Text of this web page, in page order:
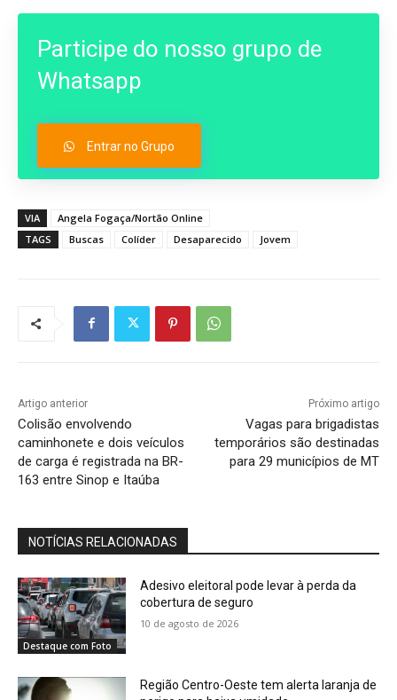
Participe do nosso grupo de
Whatsapp
Entrar no Grupo
VIA
Angela Fogaça/Nortão Online
TAGS
Buscas Colíder Desaparecido Jovem
Artigo anterior
Colisão envolvendo
caminhonete e dois veículos
de carga é registrada na BR-
163 entre Sinop e Itaúba
Próximo artigo
Vagas para brigadistas
temporários são destinadas
para 29 municípios de MT
NOTÍCIAS RELACIONADAS
Destaque com Foto
Adesivo eleitoral pode levar à perda da
cobertura de seguro
10 de agosto de 2026
Região Centro-Oeste tem alerta laranja de